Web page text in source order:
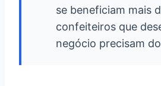
se beneficiam mais
confeiteiros que
negócio precisam